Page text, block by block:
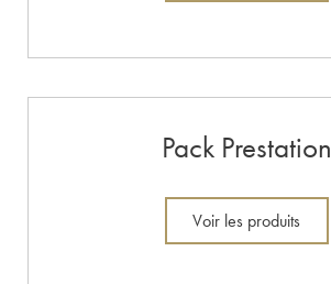
Pack Prestation
Voir les produits